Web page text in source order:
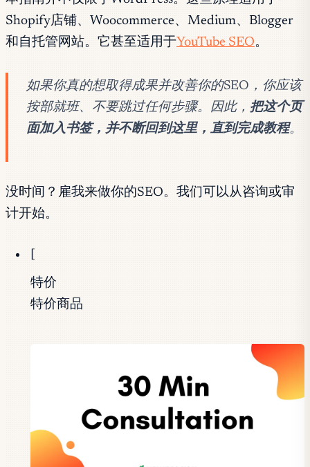
Shopify店铺、Woocommerce、Medium、Blogger
和自托管网站。它甚至适用于YouTube SEO。
如果你真的想取得成果并改善你的SEO，你应该
按部就班、不要跳过任何步骤。因此，把这个页
面加入书签，并不断回到这里，直到完成教程。
没时间？雇我来做你的SEO。我们可以从咨询或审
计开始。
特价
特价商品